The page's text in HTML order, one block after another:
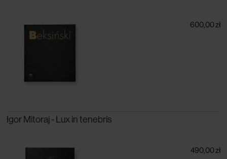
600,00 zł
Igor Mitoraj - Lux in tenebris
490,00 zł